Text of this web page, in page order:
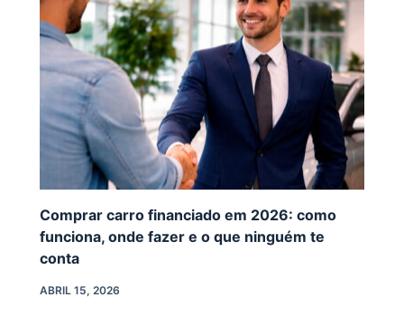
Comprar carro financiado em 2026: como
funciona, onde fazer e o que ninguém te
conta
ABRIL 15, 2026